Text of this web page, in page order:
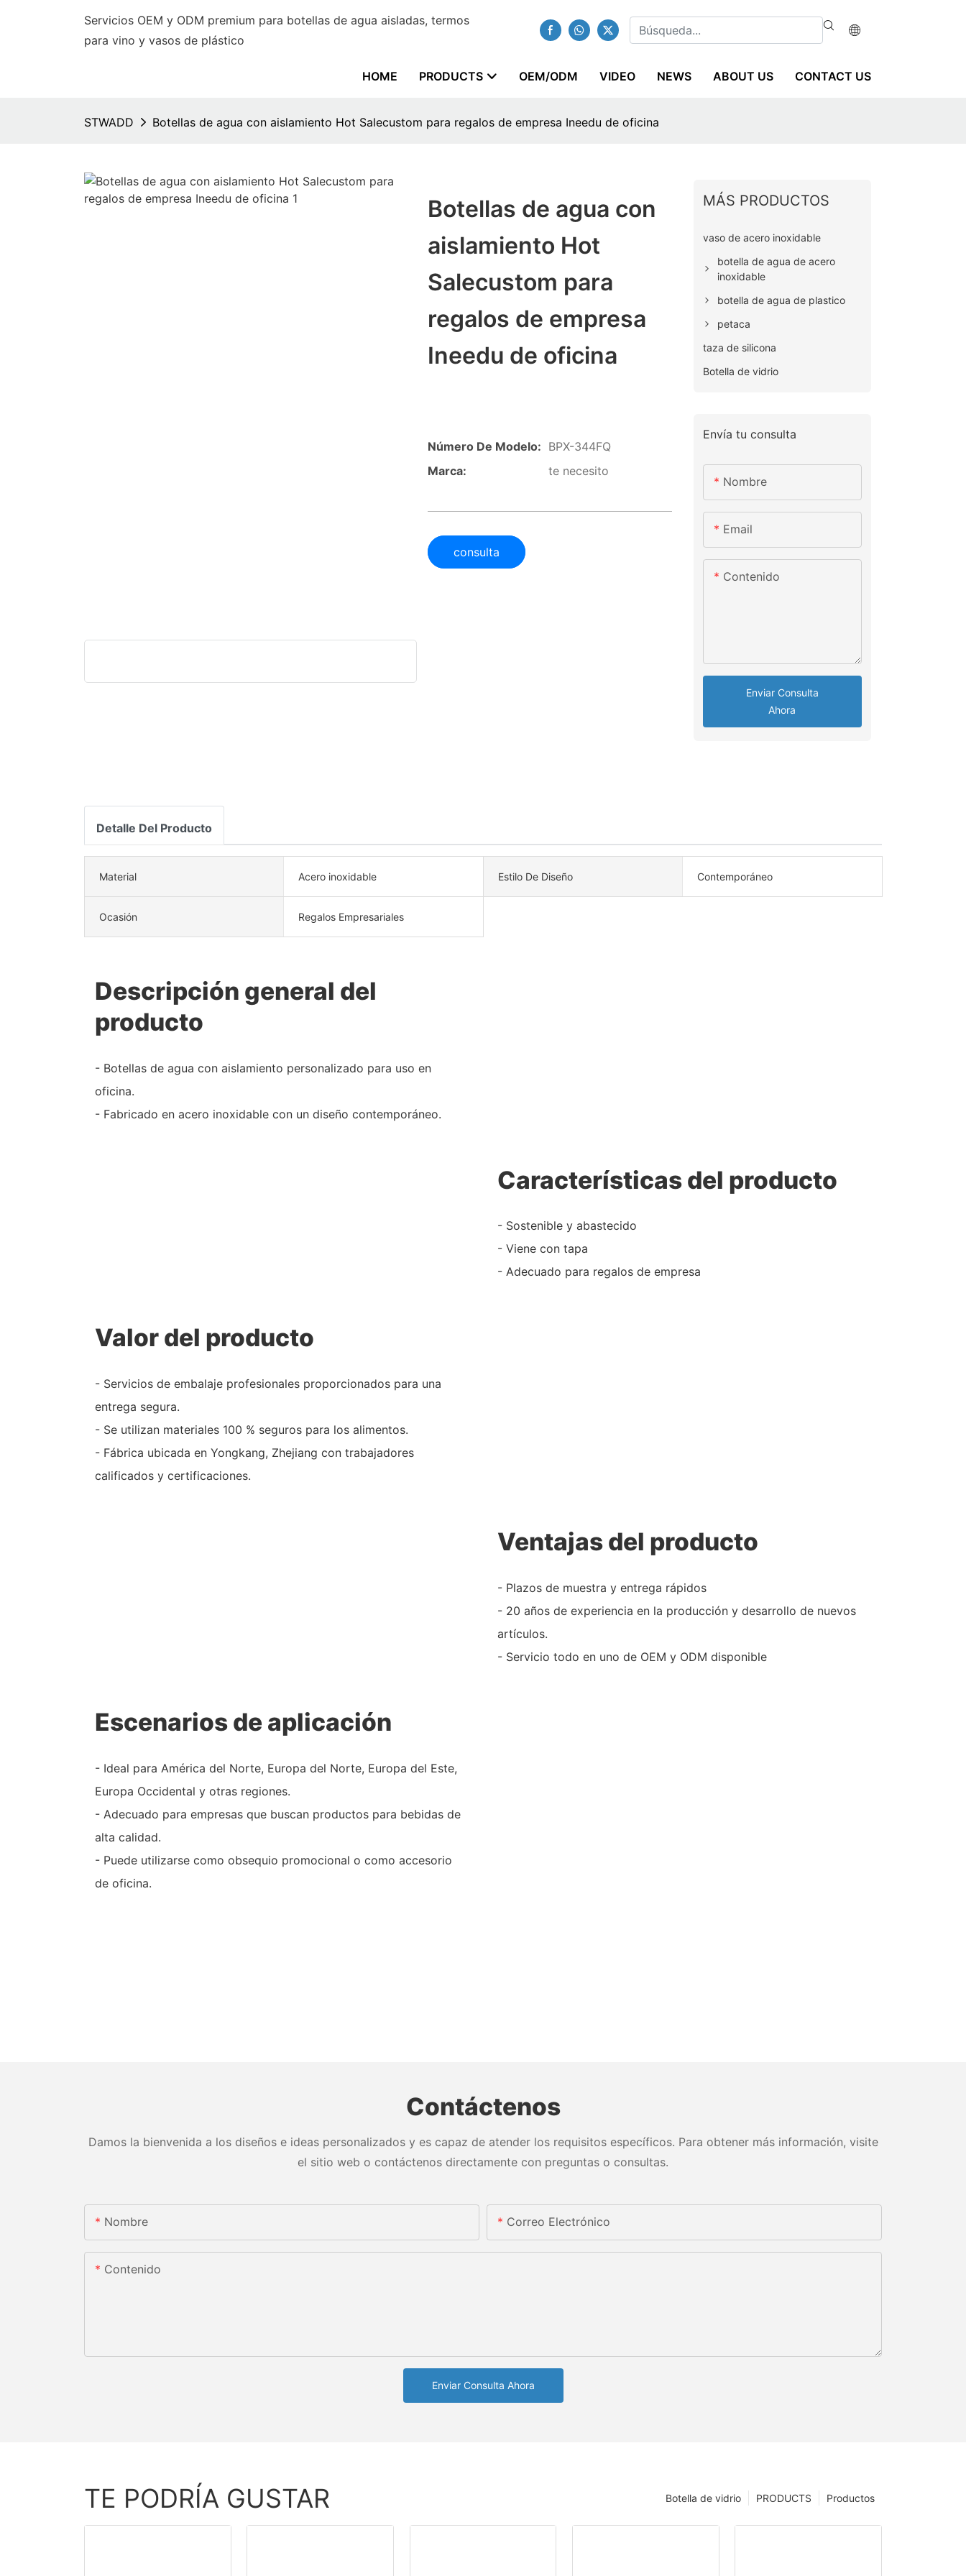
Servicios OEM y ODM premium para botellas de agua aisladas, termos
para vino y vasos de plástico
HOME PRODUCTS OEM/ODM VIDEO NEWS ABOUT US CONTACT US
STWADD Botellas de agua con aislamiento Hot Salecustom para regalos de empresa Ineedu de oficina
Botellas de agua con
aislamiento Hot
Salecustom para
regalos de empresa
Ineedu de oficina
Número De Modelo: BPX-344FQ
Marca:
te necesito
consulta
MÁS PRODUCTOS
vaso de acero inoxidable
botella de agua de acero
inoxidable
botella de agua de plastico
petaca
taza de silicona
Botella de vidrio
Envía tu consulta
Nombre
Email
Contenido
Enviar Consulta
Ahora
Detalle Del Producto
Material Acero inoxidable Estilo De Diseño Contemporáneo
Ocasión Regalos Empresariales
Descripción general del
producto
- Botellas de agua con aislamiento personalizado para uso en
oficina.
- Fabricado en acero inoxidable con un diseño contemporáneo.
Características del producto
- Sostenible y abastecido
- Viene con tapa
- Adecuado para regalos de empresa
Valor del producto
- Servicios de embalaje profesionales proporcionados para una
entrega segura.
- Se utilizan materiales 100 % seguros para los alimentos.
- Fábrica ubicada en Yongkang, Zhejiang con trabajadores
calificados y certificaciones.
Ventajas del producto
- Plazos de muestra y entrega rápidos
- 20 años de experiencia en la producción y desarrollo de nuevos
artículos.
- Servicio todo en uno de OEM y ODM disponible
Escenarios de aplicación
- Ideal para América del Norte, Europa del Norte, Europa del Este,
Europa Occidental y otras regiones.
- Adecuado para empresas que buscan productos para bebidas de
alta calidad.
- Puede utilizarse como obsequio promocional o como accesorio
de oficina.
Contáctenos
Damos la bienvenida a los diseños e ideas personalizados y es capaz de atender los requisitos específicos. Para obtener más información, visite
el sitio web o contáctenos directamente con preguntas o consultas.
Nombre Correo Electrónico
Contenido
Enviar Consulta Ahora
TE PODRÍA GUSTAR Productos
PRODUCTS
Botella de vidrio